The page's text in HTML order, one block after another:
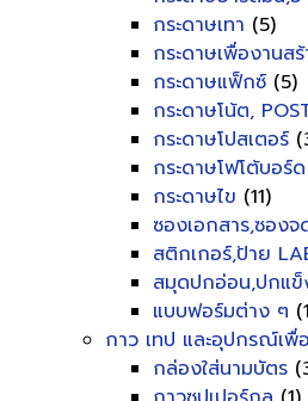
กระดาษเทา (5)
กระดาษเพื่องานส
กระดาษแฟ็กซ์ (5)
กระดาษโน้ต,
กระดาษโปสเตอร์
กระดาษโฟโต้บอร์ด
กระดาษไข (11)
ซองเอกสาร,ซอง
สติกเกอร์,ป้าย
สมุดปกอ่อน,ปกแข็
แบบฟอร์มต่าง ๆ
กาว เทป และอุปกรณ์เพื่
กล่องใส่นามบัตร